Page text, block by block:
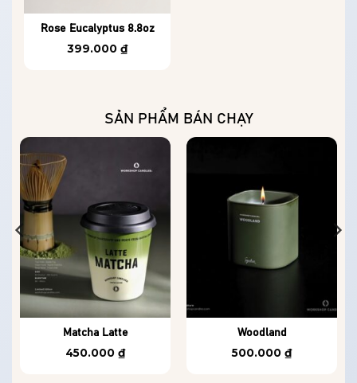
Rose Eucalyptus 8.8oz
399.000 ₫
SẢN PHẨM BÁN CHẠY
Matcha Latte
450.000 ₫
Woodland
500.000 ₫